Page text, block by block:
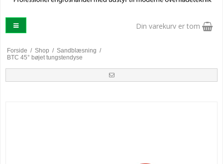
Din varekurv er tom
Forside / Shop / Sandblæsning /
BTC 45° bøjet tungstendyse